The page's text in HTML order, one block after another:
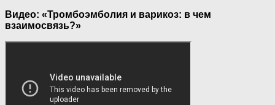
Видео: «Тромбоэмболия и варикоз: в чем
взаимосвязь?»